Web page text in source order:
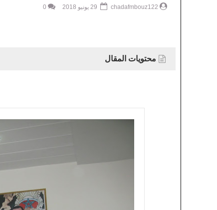
chadafmbouz122
0
محتويات المقال